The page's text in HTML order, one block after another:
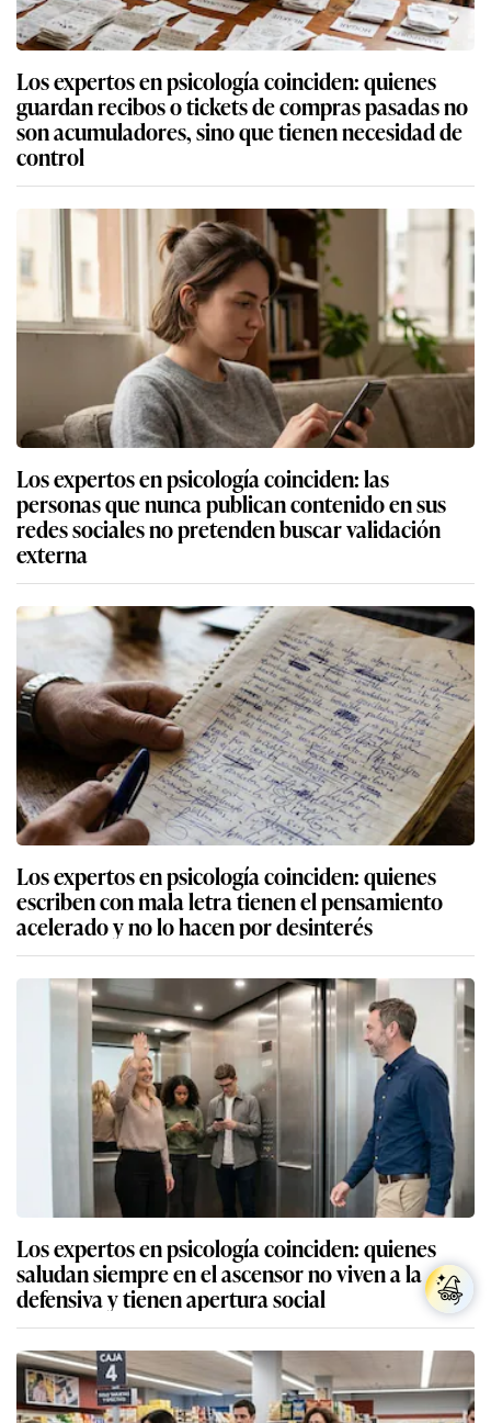
Los expertos en psicología coinciden: quienes
guardan recibos o tickets de compras pasadas no
son acumuladores, sino que tienen necesidad de
control
Los expertos en psicología coinciden: las
personas que nunca publican contenido en sus
redes sociales no pretenden buscar validación
externa
Los expertos en psicología coinciden: quienes
escriben con mala letra tienen el pensamiento
acelerado y no lo hacen por desinterés
Los expertos en psicología coinciden: quienes
saludan siempre en el ascensor no viven a la
defensiva y tienen apertura social